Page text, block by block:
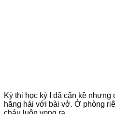
Kỳ thi học kỳ I đã cận kề
hăng hái với bài vở. Ở phòng